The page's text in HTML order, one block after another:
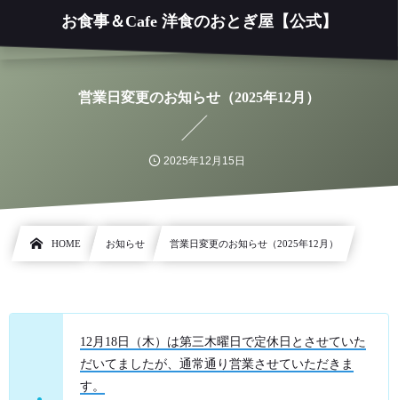
お食事＆Cafe 洋食のおとぎ屋【公式】
営業日変更のお知らせ（2025年12月）
2025年12月15日
HOME お知らせ 営業日変更のお知らせ（2025年12月）
12月18日（木）は第三木曜日で定休日とさせていた
だいてましたが、通常通り営業させていただきま
す。